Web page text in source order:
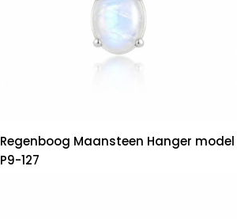
Regenboog Maansteen Hanger model
P9-127